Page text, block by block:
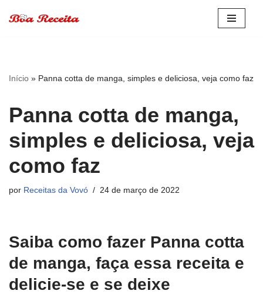
conteúdo
Início » Panna cotta de manga, simples e deliciosa, veja como faz
Panna cotta de manga,
simples e deliciosa, veja
como faz
por Receitas da Vovó 24 de março de 2022
Saiba como fazer Panna cotta
de manga, faça essa receita e
delicie-se e se deixe